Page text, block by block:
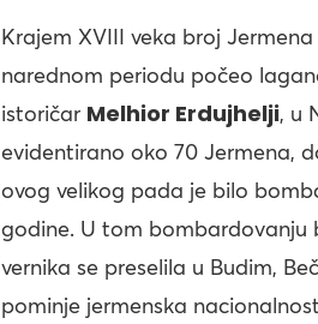
Krajem XVIII veka broj
narednom periodu počeo
istoričar Melhior Erdujhelji, u
evidentirano oko 70 Jermena,
ovog velikog pada je bilo
godine. U tom bombardovanju
vernika se preselila u Budim,
pominje jermenska